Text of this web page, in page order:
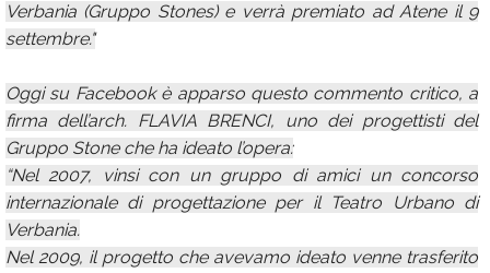
Verbania (Gruppo Stones) e verrà premiato ad Atene il 9
settembre."
Oggi su Facebook è apparso questo commento critico, a
firma dell’arch. FLAVIA BRENCI, uno dei progettisti del
Gruppo Stone che ha ideato l’opera:
“Nel 2007, vinsi con un gruppo di amici un concorso
internazionale di progettazione per il Teatro Urbano di
Verbania.
Nel 2009, il progetto che avevamo ideato venne trasferito